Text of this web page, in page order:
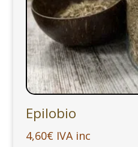
Epilobio
4,60€ IVA inc